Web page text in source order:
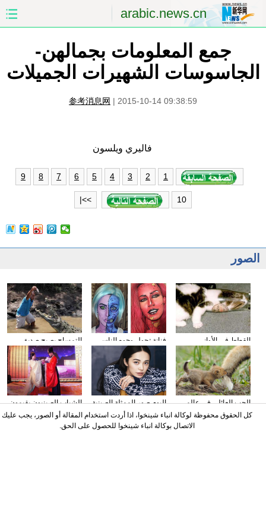
arabic.news.cn
الصفحة الأولى
الشرق الأوسط العالم
الاقتصاد
الرياضة السياحة والبيئة
مؤتمر صحفى للخارجية
جمع المعلومات بجمالهن-
الجاسوسات الشهيرات الجميلات
参考消息网 | 2015-10-14 09:38:59
فاليري ويلسون
1
2
3
4
5
6
7
8
9
10
>>|
الصور
التمساح يصبح صديق
الناس في كوستا ريكا
فنانة تحول وجوه الناس
إلى الشخصيات الكرتونية
باستخدام الماكياج
القطط في الأواني
الزجاجية
الشباب الصينيون يقيمون
حفل الزفاف وفقا لطريقة
"أسرة هان"
البوم صور الممثلة الصينية
ياو تشن على مجلة
الحب العائلي في عالم
الحيوان
كل الحقوق محفوظة لوكالة انباء شينخوا، اذا أردت استخدام المقالة أو الصور، يجب عليك
الاتصال بوكالة انباء شينخوا للحصول على الحق.